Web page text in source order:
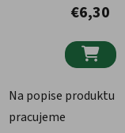
€6,30

Na popise produktu
pracujeme